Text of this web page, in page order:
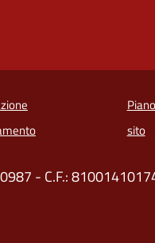
sito
- C.F.: